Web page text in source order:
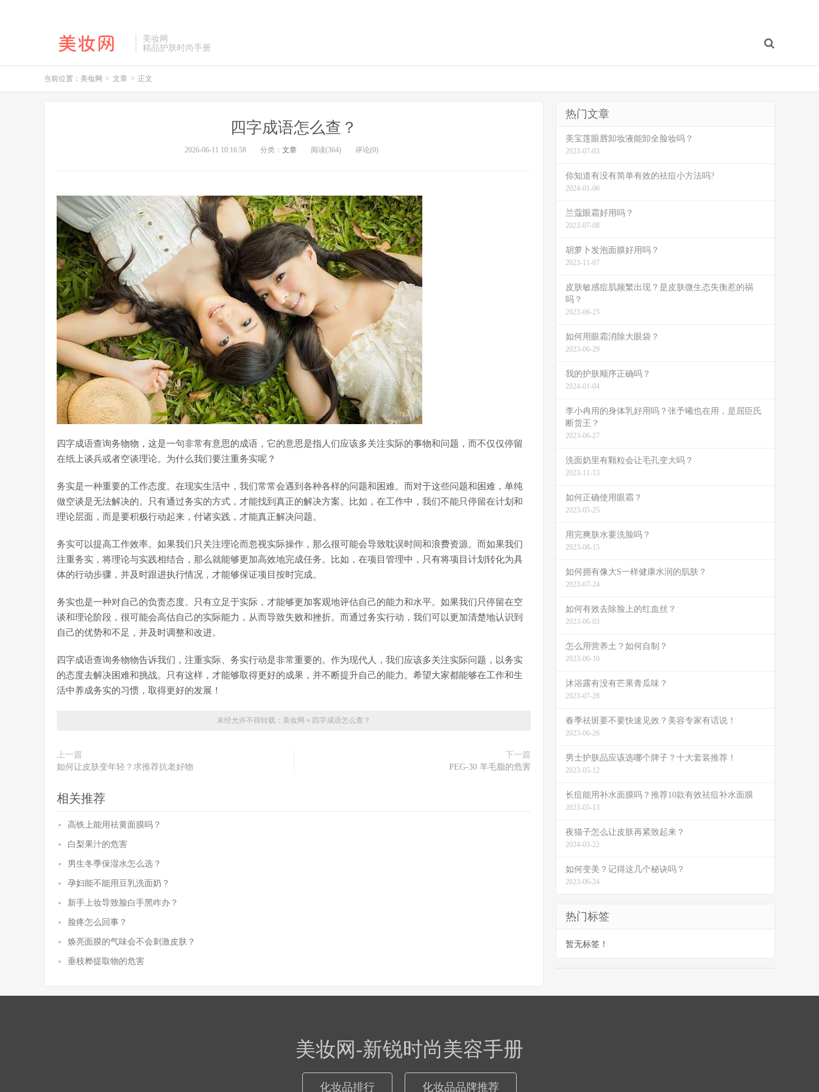
美妆网
精品护肤时尚手册
当前位置： 美妆网 > 文章 > 正文
四字成语怎么查？
2026-06-11 10:16:58 分类： 文章 阅读(364) 评论(0)
四字成语查询务物物，这是一句非常有意思的成语，它的意思是指人们应该多关注实际的事物和问题，而不仅仅停留
在纸上谈兵或者空谈理论。为什么我们要注重务实呢？
务实是一种重要的工作态度。在现实生活中，我们常常会遇到各种各样的问题和困难。而对于这些问题和困难，单纯
做空谈是无法解决的。只有通过务实的方式，才能找到真正的解决方案。比如，在工作中，我们不能只停留在计划和
理论层面，而是要积极行动起来，付诸实践，才能真正解决问题。
务实可以提高工作效率。如果我们只关注理论而忽视实际操作，那么很可能会导致耽误时间和浪费资源。而如果我们
注重务实，将理论与实践相结合，那么就能够更加高效地完成任务。比如，在项目管理中，只有将项目计划转化为具
体的行动步骤，并及时跟进执行情况，才能够保证项目按时完成。
务实也是一种对自己的负责态度。只有立足于实际，才能够更加客观地评估自己的能力和水平。如果我们只停留在空
谈和理论阶段，很可能会高估自己的实际能力，从而导致失败和挫折。而通过务实行动，我们可以更加清楚地认识到
自己的优势和不足，并及时调整和改进。
四字成语查询务物物告诉我们，注重实际、务实行动是非常重要的。作为现代人，我们应该多关注实际问题，以务实
的态度去解决困难和挑战。只有这样，才能够取得更好的成果，并不断提升自己的能力。希望大家都能够在工作和生
活中养成务实的习惯，取得更好的发展！
未经允许不得转载： 美妆网 » 四字成语怎么查？
上一篇
如何让皮肤变年轻？求推荐抗老好物
下一篇
PEG-30 羊毛脂的危害
相关推荐
高铁上能用祛黄面膜吗？
白梨果汁的危害
男生冬季保湿水怎么选？
孕妇能不能用豆乳洗面奶？
新手上妆导致脸白手黑咋办？
脸疼怎么回事？
焕亮面膜的气味会不会刺激皮肤？
垂枝桦提取物的危害
热门文章
美宝莲眼唇卸妆液能卸全脸妆吗？
2023-07-03
你知道有没有简单有效的祛痘小方法吗?
2024-01-06
兰蔻眼霜好用吗？
2023-07-08
胡萝卜发泡面膜好用吗？
2023-11-07
皮肤敏感痘肌频繁出现？是皮肤微生态失衡惹的祸
吗？
2023-06-25
如何用眼霜消除大眼袋？
2023-06-29
我的护肤顺序正确吗？
2024-01-04
李小冉用的身体乳好用吗？张予曦也在用，是屈臣氏
断货王？
2023-06-27
洗面奶里有颗粒会让毛孔变大吗？
2023-11-13
如何正确使用眼霜？
2023-05-25
用完爽肤水要洗脸吗？
2023-08-15
如何拥有像大S一样健康水润的肌肤？
2023-07-24
如何有效去除脸上的红血丝？
2023-06-03
怎么用营养土？如何自制？
2023-06-10
沐浴露有没有芒果青瓜味？
2023-07-28
春季祛斑要不要快速见效？美容专家有话说！
2023-06-26
男士护肤品应该选哪个牌子？十大套装推荐！
2023-05-12
长痘能用补水面膜吗？推荐10款有效祛痘补水面膜
2023-05-13
夜猫子怎么让皮肤再紧致起来？
2024-03-22
如何变美？记得这几个秘诀吗？
2023-06-24
热门标签
暂无标签！
美妆网-新锐时尚美容手册
化妆品排行 化妆品品牌推荐